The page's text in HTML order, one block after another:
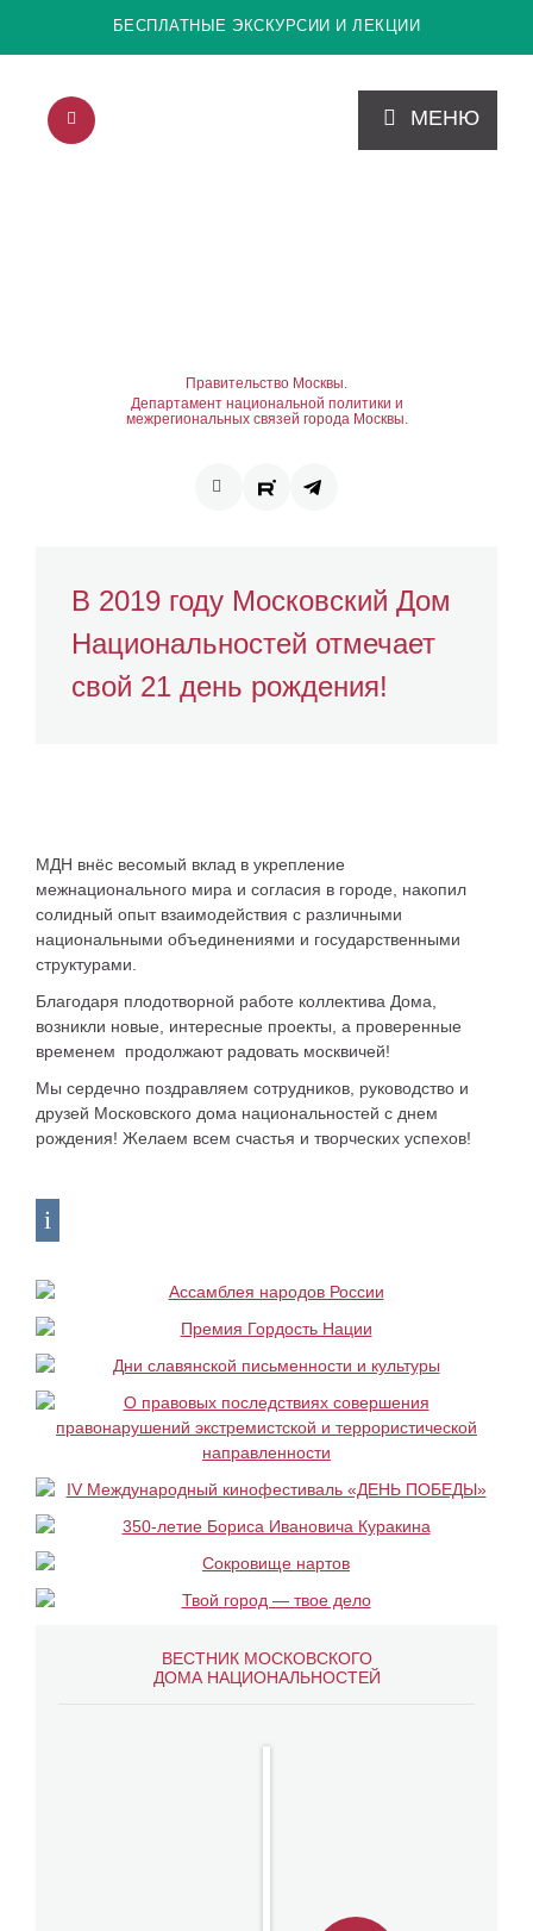
БЕСПЛАТНЫЕ ЭКСКУРСИИ И ЛЕКЦИИ
МЕНЮ
Правительство Москвы.
Департамент национальной политики и
межрегиональных связей города Москвы.
В 2019 году Московский Дом
Национальностей отмечает
свой 21 день рождения!
МДН внёс весомый вклад в укрепление
межнационального мира и согласия в городе, накопил
солидный опыт взаимодействия с различными
национальными объединениями и государственными
структурами.
Благодаря плодотворной работе коллектива Дома,
возникли новые, интересные проекты, а проверенные
временем продолжают радовать москвичей!
Мы сердечно поздравляем сотрудников, руководство и
друзей Московского дома национальностей с днем
рождения! Желаем всем счастья и творческих успехов!
ВЕСТНИК МОСКОВСКОГО
ДОМА НАЦИОНАЛЬНОСТЕЙ